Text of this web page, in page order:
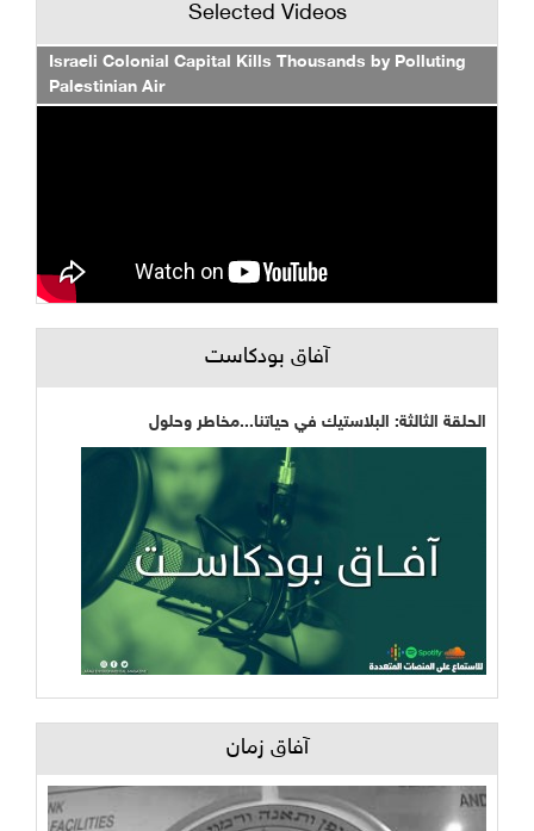
Selected Videos
Israeli Colonial Capital Kills Thousands by Polluting
Palestinian Air
آفاق بودكاست
الحلقة الثالثة: البلاستيك في حياتنا...مخاطر وحلول
آفاق زمان